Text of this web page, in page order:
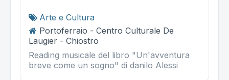
Arte e Cultura
Portoferraio - Centro Culturale De
Laugier - Chiostro
Reading musicale del libro "Un'avventura
breve come un sogno" di danilo Alessi